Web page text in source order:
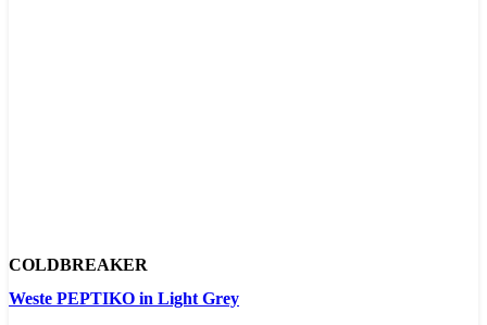
COLDBREAKER
Weste PEPTIKO in Light Grey